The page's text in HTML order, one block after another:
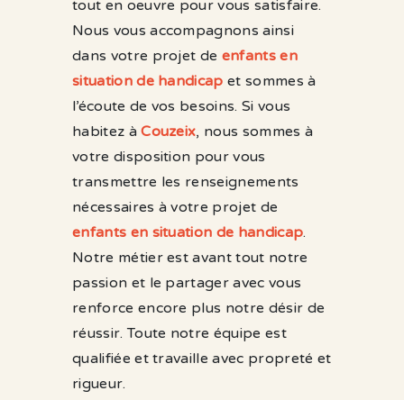
tout en oeuvre pour vous satisfaire.
Nous vous accompagnons ainsi
dans votre projet de enfants en
situation de handicap et sommes à
l’écoute de vos besoins. Si vous
habitez àCouzeix, nous sommes à
votre disposition pour vous
transmettre les renseignements
nécessaires à votre projet de
enfants en situation de handicap.
Notre métier est avant tout notre
passion et le partager avec vous
renforce encore plus notre désir de
réussir. Toute notre équipe est
qualifiée et travaille avec propreté et
rigueur.